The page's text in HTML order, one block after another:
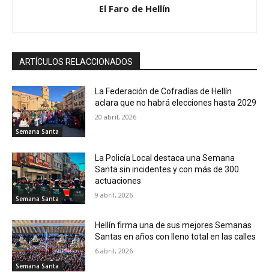
El Faro de Hellín
ARTÍCULOS RELACCIONADOS
Semana Santa
La Federación de Cofradías de Hellín
aclara que no habrá elecciones hasta 2029
20 abril, 2026
Semana Santa
La Policía Local destaca una Semana
Santa sin incidentes y con más de 300
actuaciones
9 abril, 2026
Semana Santa
Hellín firma una de sus mejores Semanas
Santas en años con lleno total en las calles
6 abril, 2026